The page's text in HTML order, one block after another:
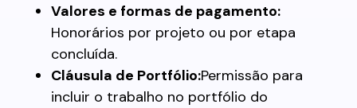
Valores e formas de pagamento:
Honorários por projeto ou por etapa
concluída.
Cláusula de Portfólio:Permissão para
incluir o trabalho no portfólio do